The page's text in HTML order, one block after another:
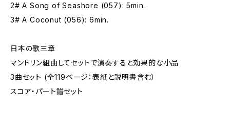
2# A Song of Seashore (057): 5min.
3# A Coconut (056): 6min.
日本の歌三章
マンドリン組曲してセットで演奏すると効果的な小品
3曲セット (全119ページ：表紙と説明書含む）
スコア・パート譜セット